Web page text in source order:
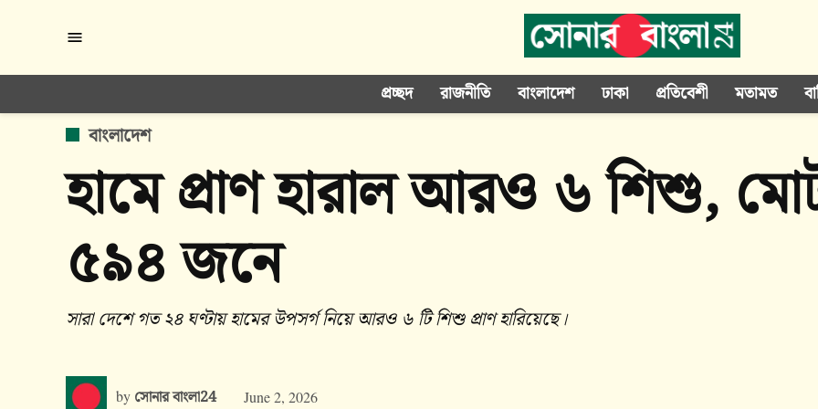
content
প্রচ্ছদ রাজনীতি বাংলাদেশ ঢাকা প্রতিবেশী মতামত
POSTED
বাংলাদেশ
হামে প্রাণ হারাল আরও ৬ শিশু,
৫৯৪ জনে
সারা দেশে গত ২৪ ঘণ্টায় হামের উপসর্গ নিয়ে আরও ৬ টি শিশু প্রাণ হারিয়েছে।
by সোনার বাংলা24 June 2, 2026